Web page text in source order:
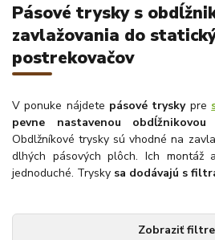
Pásové trysky s
zavlažovania do
postrekovačov
V ponuke nájdete pásové tryskypre
pevne nastavenou obdĺžnikovou
Obdlžníkové trysky sú vhodné na
dlhých pásových plôch. Ich
jednoduché. Trysky sa dodávajú s